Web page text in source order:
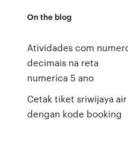
On the blog
Atividades com
decimais na reta
numerica 5 ano
Cetak tiket sriwijaya air
dengan kode booking